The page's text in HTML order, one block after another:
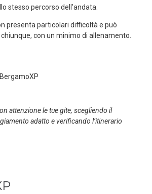
stesso percorso dell’andata.
presenta particolari difficoltà e può
con un minimo di allenamento.
attenzione le tue gite, scegliendo il
adatto e verificando l’itinerario